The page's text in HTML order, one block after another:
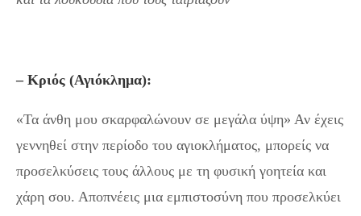
– Κριός (Αγιόκλημα):
«Τα άνθη μου σκαρφαλώνουν σε μεγάλα ύψη» Αν έχεις
γεννηθεί στην περίοδο του αγιοκλήματος, μπορείς να
προσελκύσεις τους άλλους με τη φυσική γοητεία και
χάρη σου. Αποπνέεις μια εμπιστοσύνη που προσελκύει